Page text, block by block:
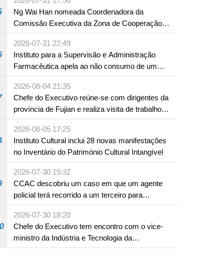
Ng Wai Han nomeada Coordenadora da
Comissão Executiva da Zona de Cooperação
Aprofundada entre Guangdong e Macau em
Hengqin
2026-07-31 22:49
Instituto para a Supervisão e Administração
Farmacêutica apela ao não consumo de um
produto com substâncias medicamentosas
ocidentais
2026-08-04 21:35
Chefe do Executivo reúne-se com dirigentes da
província de Fujian e realiza visita de trabalho
em Fuzhou
2026-08-05 17:25
Instituto Cultural inclui 28 novas manifestações
no Inventário do Património Cultural Intangível
2026-07-30 15:32
CCAC descobriu um caso em que um agente
policial terá recorrido a um terceiro para
assumir por si a culpa na sequência de uma
infracção rodoviária
2026-07-30 18:20
Chefe do Executivo tem encontro com o vice-
ministro da Indústria e Tecnologia da
Informação